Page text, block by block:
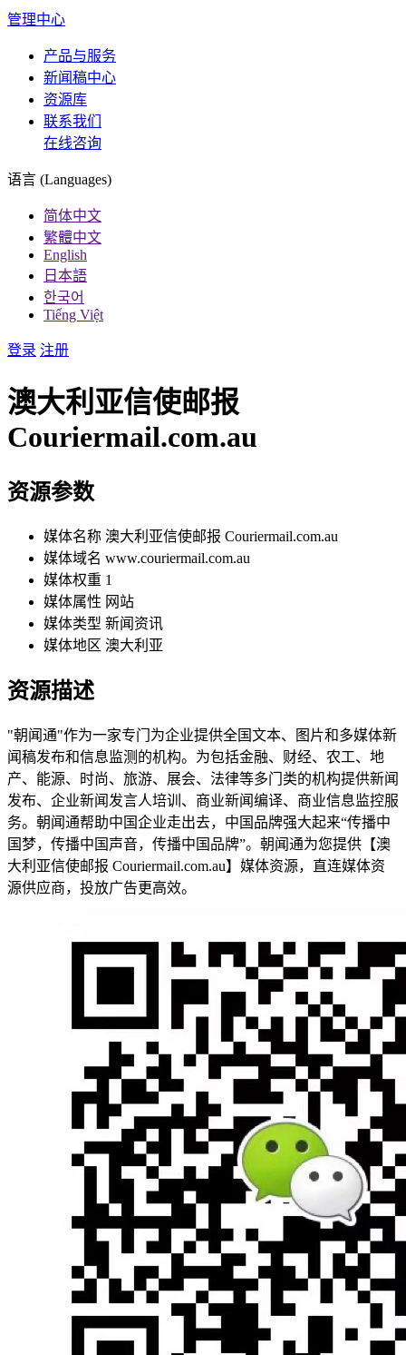
管理中心
产品与服务
新闻稿中心
资源库
联系我们
在线咨询
语言 (Languages)
简体中文
繁體中文
English
日本語
한국어
Tiếng Việt
登录 注册
澳大利亚信使邮报
Сouriermail.com.au
资源参数
媒体名称 澳大利亚信使邮报 Сouriermail.com.au
媒体域名 www.couriermail.com.au
媒体权重 1
媒体属性 网站
媒体类型 新闻资讯
媒体地区 澳大利亚
资源描述
"朝闻通"作为一家专门为企业提供全国文本、图片和多媒体新
闻稿发布和信息监测的机构。为包括金融、财经、农工、地
产、能源、时尚、旅游、展会、法律等多门类的机构提供新闻
发布、企业新闻发言人培训、商业新闻编译、商业信息监控服
务。朝闻通帮助中国企业走出去，中国品牌强大起来“传播中
国梦，传播中国声音，传播中国品牌”。朝闻通为您提供【澳
大利亚信使邮报 Сouriermail.com.au】媒体资源，直连媒体资
源供应商，投放广告更高效。